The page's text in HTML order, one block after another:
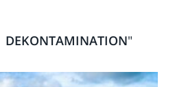
DEKONTAMINATION"